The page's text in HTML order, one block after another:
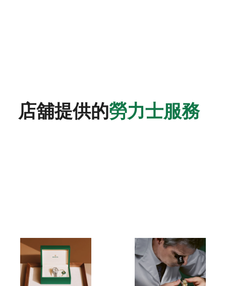
店舖提供的勞力士服務